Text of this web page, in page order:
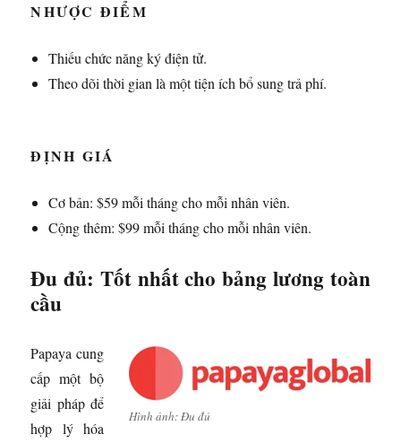
NHƯỢC ĐIỂM
Thiếu chức năng ký điện tử.
Theo dõi thời gian là một tiện ích bổ sung trả phí.
ĐỊNH GIÁ
Cơ bản: $59 mỗi tháng cho mỗi nhân viên.
Cộng thêm: $99 mỗi tháng cho mỗi nhân viên.
Đu đủ: Tốt nhất cho bảng lương toàn
cầu
Hình ảnh: Đu đủ
Papaya cung
cấp một bộ
giải pháp để
hợp lý hóa